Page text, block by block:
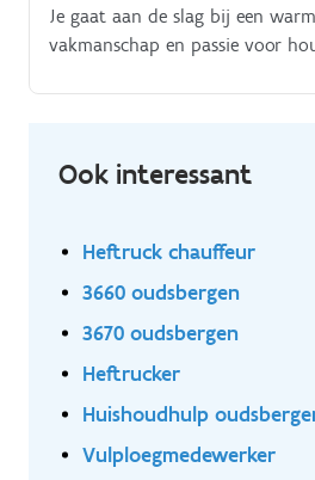
Je gaat aan de slag bij een
vakmanschap en passie voor
kwaliteit, wordt hier elke dag
hout op jouw dak, tot het hout
Ook interessant
Heftruck chauffeur
3660 oudsbergen
3670 oudsbergen
Heftrucker
Huishoudhulp
Vulploegmedewerker